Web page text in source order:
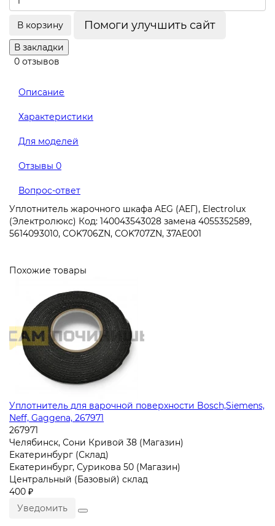
В корзину Помоги улучшить сайт
В закладки
0 отзывов
Описание
Характеристики
Для моделей
Отзывы 0
Вопрос-ответ
Уплотнитель жарочного шкафа AEG (АЕГ), Electrolux
(Электролюкс) Код: 140043543028 замена 4055352589,
5614093010, COK706ZN, COK707ZN, 37AE001
Похожие товары
Уплотнитель для варочной поверхности Bosch,Siemens,
Neff, Gaggena, 267971
267971
Челябинск, Сони Кривой 38 (Магазин)
Екатеринбург (Склад)
Екатеринбург, Сурикова 50 (Магазин)
Центральный (Базовый) склад
400 ₽
Уведомить